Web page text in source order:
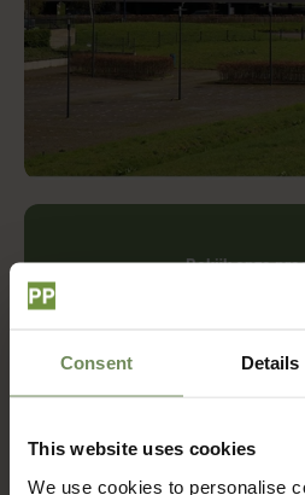
Consent Details
This website uses cookies
We use cookies to personalise
Bekijk onze
Benieuwd naar een deel van
Loods 5 Amersfoort!Dit
Dinsdag: 10-
Woensdag: